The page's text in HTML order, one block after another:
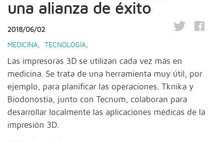
una alianza de éxito
2018/06/02
MEDICINA TECNOLOGÍA
Las impresoras 3D se utilizan cada vez más en
medicina. Se trata de una herramienta muy útil, por
ejemplo, para planificar las operaciones. Tknika y
Biodonostia, junto con Tecnum, colaboran para
desarrollar localmente las aplicaciones médicas de la
impresión 3D.